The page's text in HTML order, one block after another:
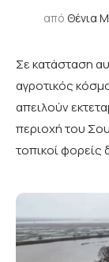
από Θένια
Σε κατάσταση
αγροτικός
απειλούν
περιοχή του
τοπικοί φορείς